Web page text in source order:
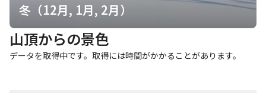
冬（12月, 1月, 2月）
山頂からの景色
データを取得中です。取得には時間がかかることがあります。